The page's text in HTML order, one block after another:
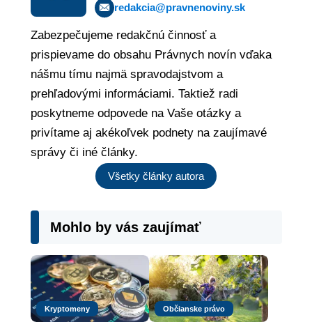
redakcia@pravnenoviny.sk
Zabezpečujeme redakčnú činnosť a
prispievame do obsahu Právnych novín vďaka
nášmu tímu najmä spravodajstvom a
prehľadovými informáciami. Taktiež radi
poskytneme odpovede na Vaše otázky a
privítame aj akékoľvek podnety na zaujímavé
správy či iné články.
Všetky články autora
Mohlo by vás zaujímať
Kryptomeny Občianske právo